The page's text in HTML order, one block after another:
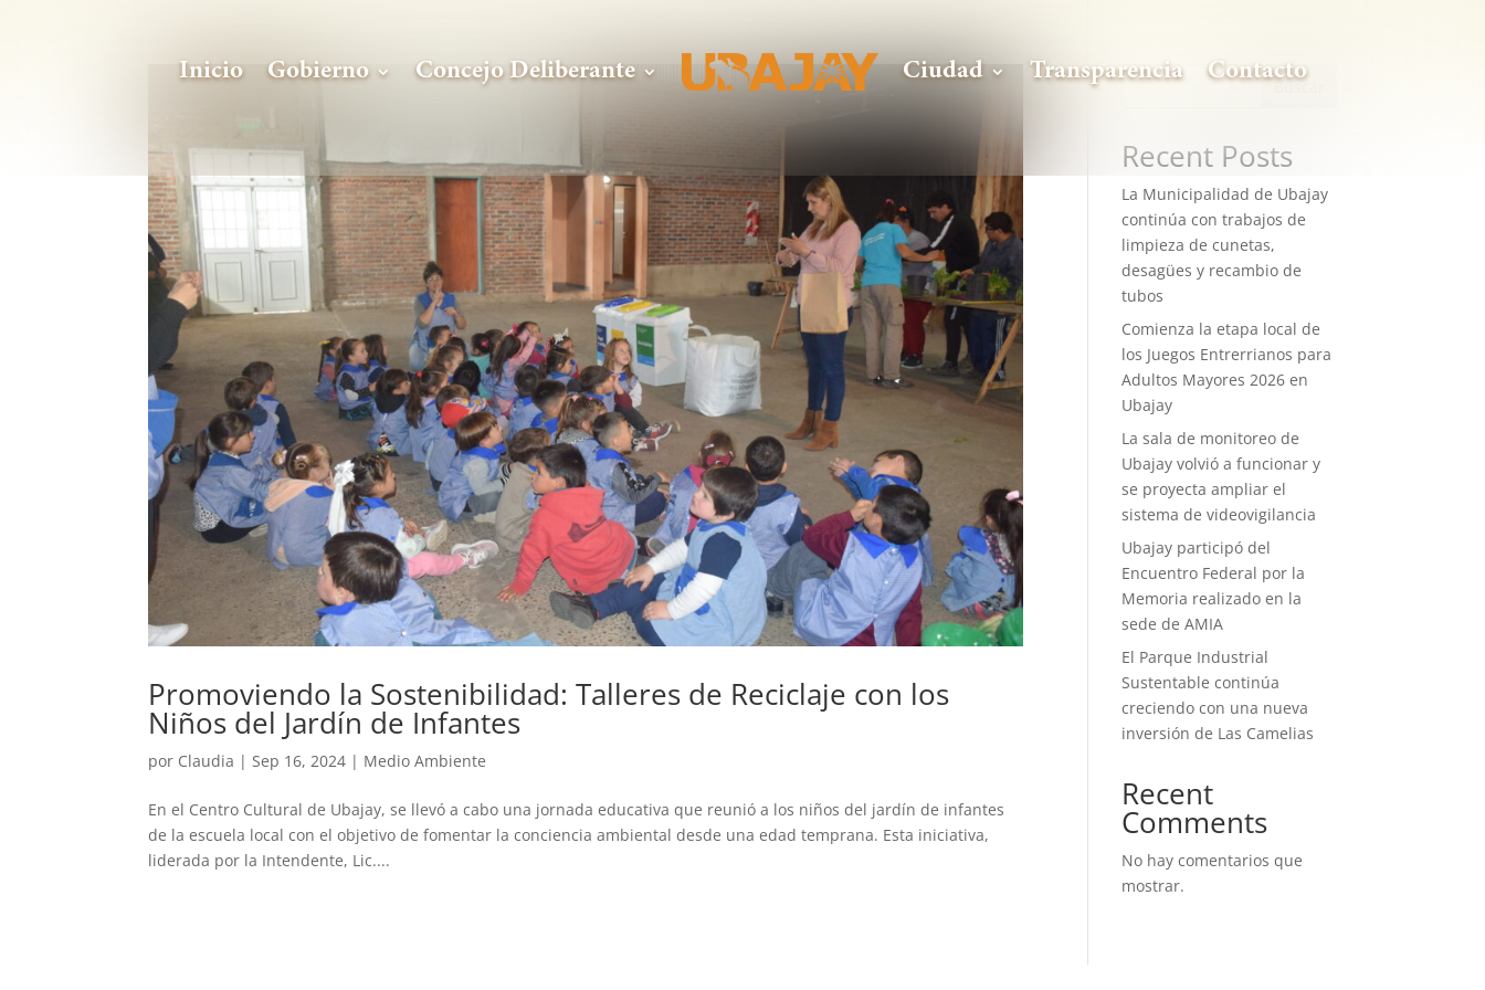
Inicio Gobierno Concejo Deliberante Ciudad Transparencia Contacto
Promoviendo la Sostenibilidad: Talleres de Reciclaje con los
Niños del Jardín de Infantes
por Claudia |Sep 16, 2024 | Medio Ambiente
En el Centro Cultural de Ubajay, se llevó a cabo una jornada educativa que reunió a los niños del jardín de infantes
de la escuela local con el objetivo de fomentar la conciencia ambiental desde una edad temprana. Esta iniciativa,
liderada por la Intendente, Lic....
Buscar
Recent Posts
La Municipalidad de Ubajay
continúa con trabajos de
limpieza de cunetas,
desagües y recambio de
tubos
Comienza la etapa local de
los Juegos Entrerrianos para
Adultos Mayores 2026 en
Ubajay
La sala de monitoreo de
Ubajay volvió a funcionar y
se proyecta ampliar el
sistema de videovigilancia
Ubajay participó del
Encuentro Federal por la
Memoria realizado en la
sede de AMIA
El Parque Industrial
Sustentable continúa
creciendo con una nueva
inversión de Las Camelias
Recent
Comments
No hay comentarios que
mostrar.